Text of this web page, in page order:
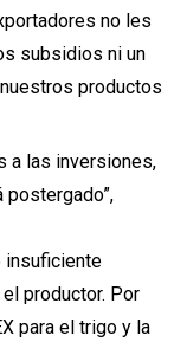
no les
subsidios ni un
productos
a las inversiones,
postergado”,
insuficiente
productor. Por
para el trigo y la